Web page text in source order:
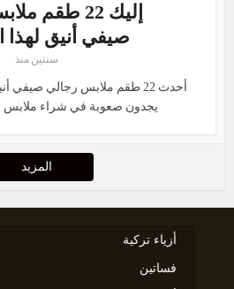
إليك 22 طقم
صيفي أنيق لهذا
سنتين منذ
أحدث 22 طقم ملابس رجالي صيفي
يجدون صعوبة في شراء ملابس
المزيد
أزياء تركية
فساتين